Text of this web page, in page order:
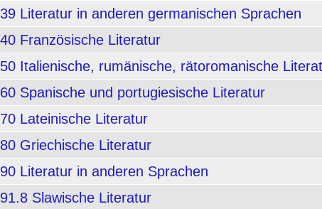
Literatur in anderen germanischen Sprachen
Französische Literatur
Italienische, rumänische, rätoromanische
Spanische und portugiesische Literatur
Lateinische Literatur
Griechische Literatur
Literatur in anderen Sprachen
Slawische Literatur